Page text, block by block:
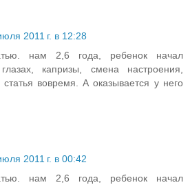
2011 г. в 12:28
нам 2,6 года, ребенок начал
капризы, смена настроения,
вовремя. А оказывается у него
2011 г. в 00:42
нам 2,6 года, ребенок начал